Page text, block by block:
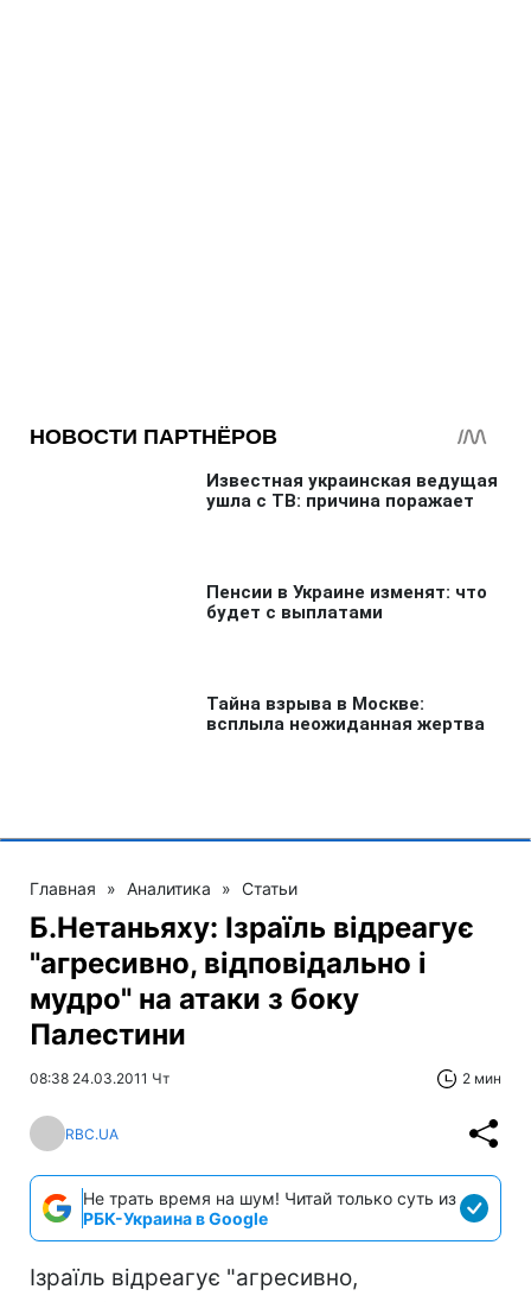
Главная » Аналитика » Статьи
Б.Нетаньяху: Ізраїль відреагує
"агресивно, відповідально і
мудро" на атаки з боку
Палестини
08:38 24.03.2011 Чт 2 мин
RBC.UA
Не трать время на шум! Читай только суть из
РБК-Украина в Google
Ізраїль відреагує "агресивно,